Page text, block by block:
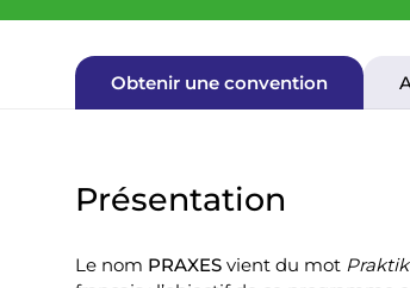
Obtenir une convention
Présentation
Le nom PRAXES vient du mot